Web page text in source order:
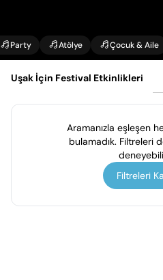
Party Atölye Çocuk & Aile
Uşak İçin Festival Etkinlikleri
Aramanızla eşleşen
bulamadık. Filtreleri
Filtreleri